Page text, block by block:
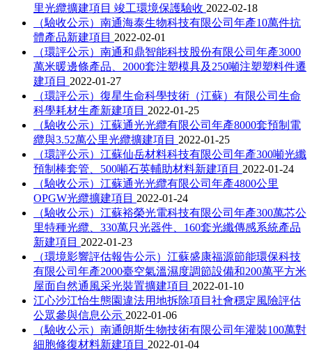
里光纜擴建項目 竣工環境保護驗收 2022-02-18
（驗收公示）南通海泰生物科技有限公司年產10萬件抗
體產品新建項目 2022-02-01
（環評公示）南通和鼎智能科技股份有限公司年產3000
萬米暖邊條產品、2000套注塑模具及250噸注塑塑料件遷
建項目 2022-01-27
（環評公示）復星生命科學技術（江蘇）有限公司生命
科學耗材生產新建項目 2022-01-25
（驗收公示）江蘇通光光纜有限公司年產8000套預制電
纜與3.52萬公里光纜擴建項目 2022-01-25
（環評公示）江蘇仙岳材料科技有限公司年產300噸光纖
預制棒套管、500噸石英輔助材料新建項目 2022-01-24
（驗收公示）江蘇通光光纜有限公司年產4800公里
OPGW光纜擴建項目 2022-01-24
（驗收公示）江蘇裕榮光電科技有限公司年產300萬芯公
里特種光纜、330萬只光器件、160套光纖傳感系統產品
新建項目 2022-01-23
（環境影響評估報告公示）江蘇盛康福源節能環保科技
有限公司年產2000臺空氣溫濕度調節設備和200萬平方米
屋面自然通風采光裝置擴建項目 2022-01-10
江心沙江怡生態園違法用地拆除項目社會穩定風險評估
公眾參與信息公示 2022-01-06
（驗收公示）南通朗斯生物技術有限公司年灌裝100萬對
細胞修復材料新建項目 2022-01-04